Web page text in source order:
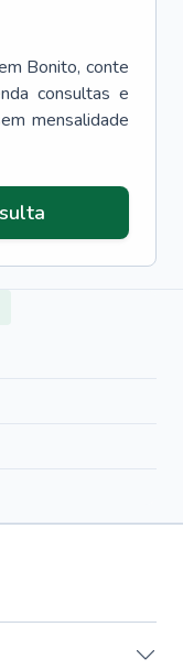
Bonito, conte
consultas e
mensalidade